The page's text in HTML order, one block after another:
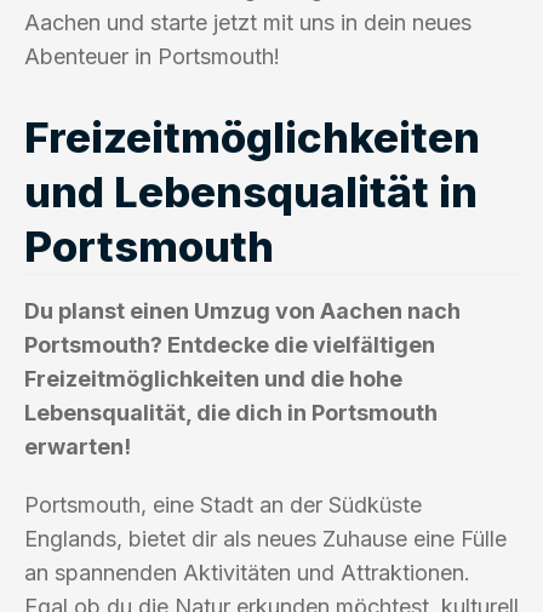
Aachen und starte jetzt mit uns in dein neues
Abenteuer in Portsmouth!
Freizeitmöglichkeiten
und Lebensqualität in
Portsmouth
Du planst einen Umzug von Aachen nach
Portsmouth? Entdecke die vielfältigen
Freizeitmöglichkeiten und die hohe
Lebensqualität, die dich in Portsmouth
erwarten!
Portsmouth, eine Stadt an der Südküste
Englands, bietet dir als neues Zuhause eine Fülle
an spannenden Aktivitäten und Attraktionen.
Egal ob du die Natur erkunden möchtest, kulturell